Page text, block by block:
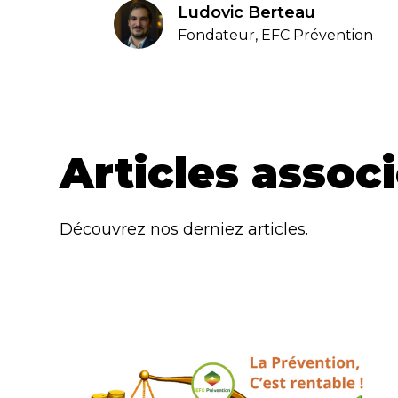
Ludovic Berteau
Fondateur, EFC Prévention
Articles
Découvrez nos derniez articles.